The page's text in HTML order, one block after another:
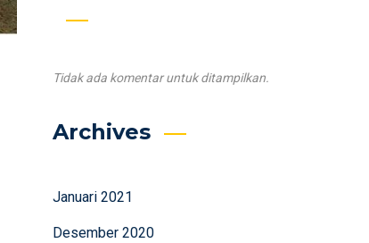
Tidak ada komentar untuk ditampilkan.
Archives
Januari 2021
Desember 2020